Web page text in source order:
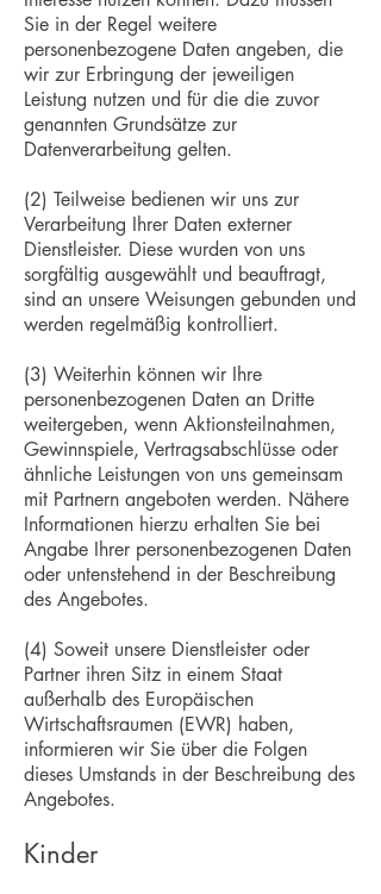
Sie in der Regel weitere
personenbezogene Daten angeben, die
wir zur Erbringung der jeweiligen
Leistung nutzen und für die die zuvor
genannten Grundsätze zur
Datenverarbeitung gelten.
(2) Teilweise bedienen wir uns zur
Verarbeitung Ihrer Daten externer
Dienstleister. Diese wurden von uns
sorgfältig ausgewählt und beauftragt,
sind an unsere Weisungen gebunden und
werden regelmäßig kontrolliert.
(3) Weiterhin können wir Ihre
personenbezogenen Daten an Dritte
weitergeben, wenn Aktionsteilnahmen,
Gewinnspiele, Vertragsabschlüsse oder
ähnliche Leistungen von uns gemeinsam
mit Partnern angeboten werden. Nähere
Informationen hierzu erhalten Sie bei
Angabe Ihrer personenbezogenen Daten
oder untenstehend in der Beschreibung
des Angebotes.
(4) Soweit unsere Dienstleister oder
Partner ihren Sitz in einem Staat
außerhalb des Europäischen
Wirtschaftsraumen (EWR) haben,
informieren wir Sie über die Folgen
dieses Umstands in der Beschreibung des
Angebotes.
Kinder